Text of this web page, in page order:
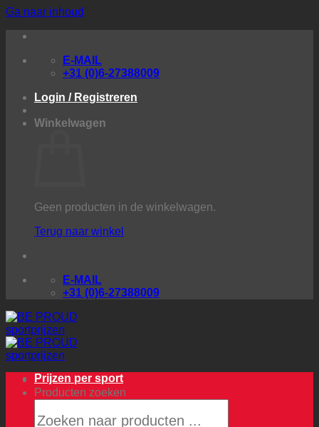
Ga naar inhoud
E-MAIL
+31 (0)6-27388009
Login / Registreren
Winkelwagen
Geen producten in de winkelwagen.
Terug naar winkel
E-MAIL
+31 (0)6-27388009
Producten zoeken
Prijzen per sport